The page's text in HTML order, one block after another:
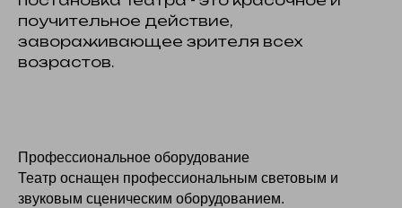
поучительное действие,
завораживающее зрителя всех
возрастов.
Профессиональное оборудование
Театр оснащен профессиональным световым и
звуковым сценическим оборудованием.